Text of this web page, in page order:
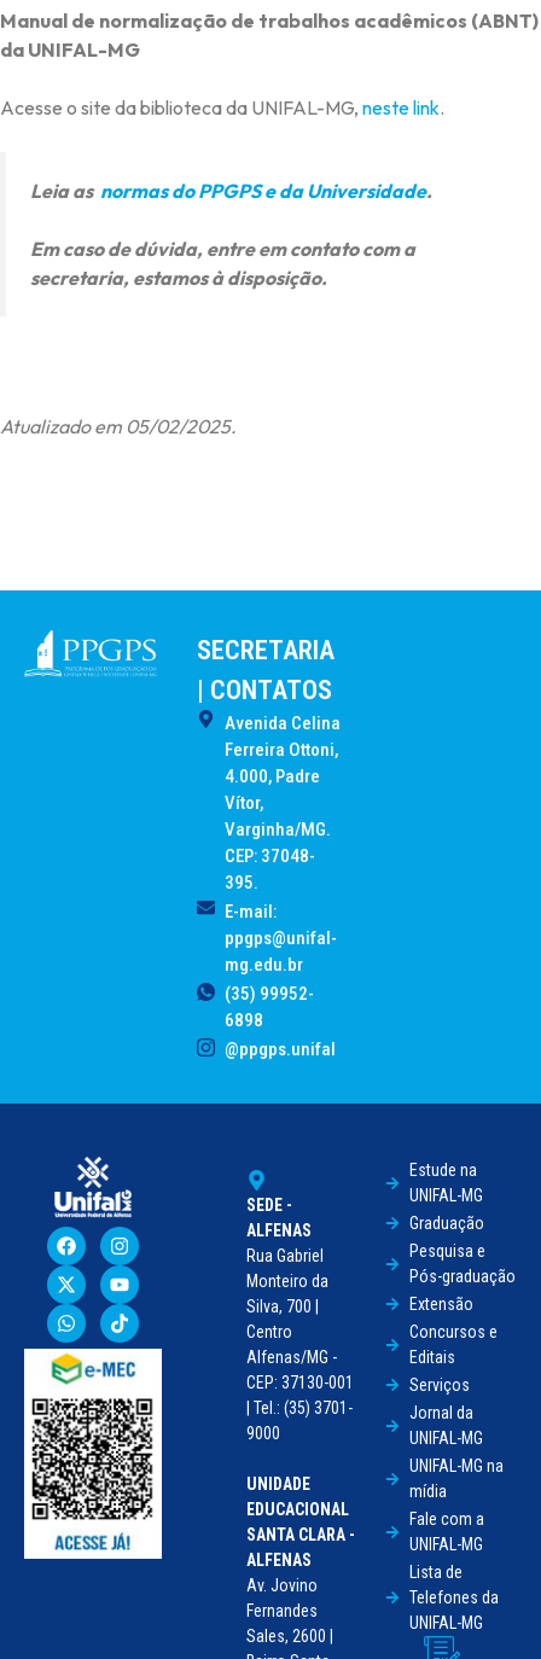
Manual de normalização de trabalhos acadêmicos (ABNT)
da UNIFAL-MG
Acesse o site da biblioteca da UNIFAL-MG, neste link.
Leia as normas do PPGPS e da Universidade.
Em caso de dúvida, entre em contato com a
secretaria, estamos à disposição.
Atualizado em 05/02/2025.
SECRETARIA
| CONTATOS
Avenida Celina
Ferreira Ottoni,
4.000, Padre
Vítor,
Varginha/MG.
CEP: 37048-
395.
E-mail:
ppgps@unifal-
mg.edu.br
(35) 99952-
6898
@ppgps.unifal
SEDE -
ALFENAS
Rua Gabriel
Monteiro da
Silva, 700 |
Centro
Alfenas/MG -
CEP: 37130-001
| Tel.: (35) 3701-
9000
UNIDADE
EDUCACIONAL
SANTA CLARA -
ALFENAS
Av. Jovino
Fernandes
Sales, 2600 |
Estude na
UNIFAL-MG
Graduação
Pesquisa e
Pós-graduação
Extensão
Concursos e
Editais
Serviços
Jornal da
UNIFAL-MG
UNIFAL-MG na
mídia
Fale com a
UNIFAL-MG
Lista de
Telefones da
UNIFAL-MG